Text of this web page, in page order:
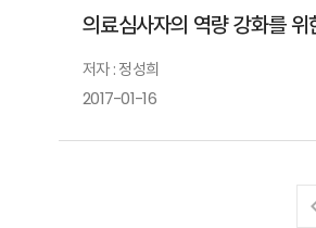
의료심사자의 역량 강화를
저자 : 정성희
2017-01-16